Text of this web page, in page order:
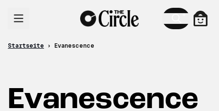
Startseite › Evanescence
Evanescence